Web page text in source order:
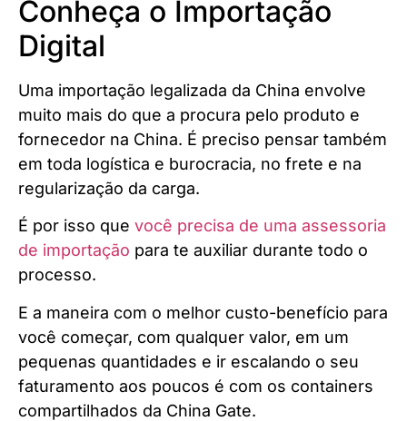
Conheça o Importação
Digital
Uma importação legalizada da China envolve
muito mais do que a procura pelo produto e
fornecedor na China. É preciso pensar também
em toda logística e burocracia, no frete e na
regularização da carga.
É por isso que você precisa de uma assessoria
de importação para te auxiliar durante todo o
processo.
E a maneira com o melhor custo-benefício para
você começar, com qualquer valor, em um
pequenas quantidades e ir escalando o seu
faturamento aos poucos é com os containers
compartilhados da China Gate.